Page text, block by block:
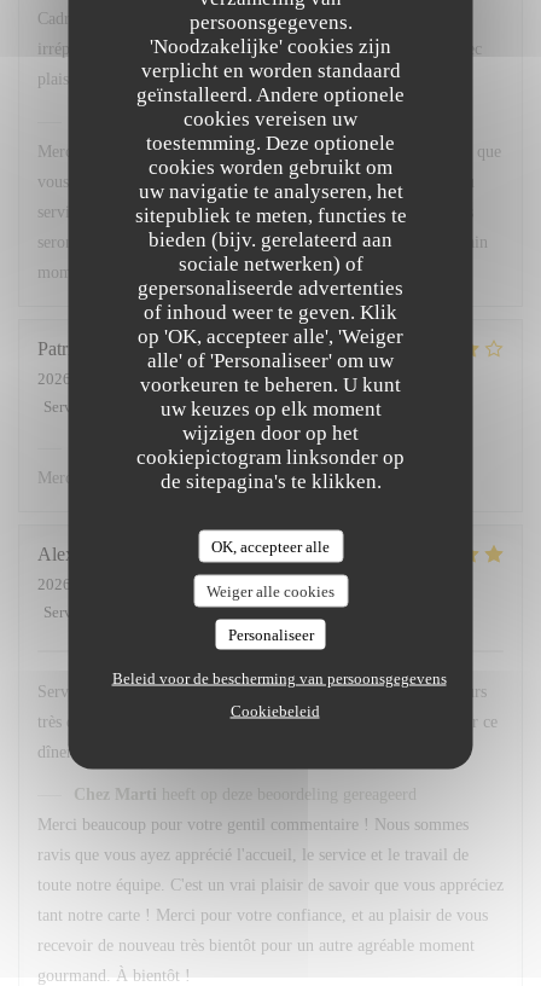
persoonsgegevens.
'Noodzakelijke' cookies zijn
verplicht en worden standaard
geïnstalleerd. Andere optionele
cookies vereisen uw
toestemming. Deze optionele
cookies worden gebruikt om
uw navigatie te analyseren, het
sitepubliek te meten, functies te
bieden (bijv. gerelateerd aan
sociale netwerken) of
gepersonaliseerde advertenties
of inhoud weer te geven. Klik
op 'OK, accepteer alle', 'Weiger
alle' of 'Personaliseer' om uw
voorkeuren te beheren. U kunt
uw keuzes op elk moment
wijzigen door op het
cookiepictogram linksonder op
de sitepagina's te klikken.
OK, accepteer alle
Weiger alle cookies
Personaliseer
Beleid voor de bescherming van persoonsgegevens
Cookiebeleid
Cadre agréable, excellente cuisine avec un service
irréprochable...que demander de plus ? Nous y retournerons avec
plaisir.
heeft op deze beoordeling gereageerd
Merci beaucoup pour votre superbe retour ! Nous sommes ravis que
vous ayez apprécié le cadre, notre cuisine ainsi que la qualité du
service. Votre satisfaction est notre plus belle récompense. Nous
serons très heureux de vous accueillir à nouveau pour un prochain
moment gourmand. À très bientôt !
Patricia
2026-07-02
- 12:00 - Gasten 3
Service
Atmosfeer: 4/5 Keuken: 4 /5 Kwaliteit / Prijs
heeft op deze beoordeling gereageerd
Merci.
Alexandre
2026-07-01
- 20:45 - Gasten 3
Service
Atmosfeer: 5/5 Keuken: 5/5 Kwaliteit / Prijs
Service et personnel au top . Quand au menu le choix est toujours
très difficile , Tant de bonne préparation à déguster . Merci pour ce
dîner 👍 À bientôt
Chez Marti
heeft op deze beoordeling gereageerd
Merci beaucoup pour votre gentil commentaire ! Nous sommes
ravis que vous ayez apprécié l'accueil, le service et le travail de
toute notre équipe. C'est un vrai plaisir de savoir que vous appréciez
tant notre carte ! Merci pour votre confiance, et au plaisir de vous
recevoir de nouveau très bientôt pour un autre agréable moment
gourmand. À bientôt !